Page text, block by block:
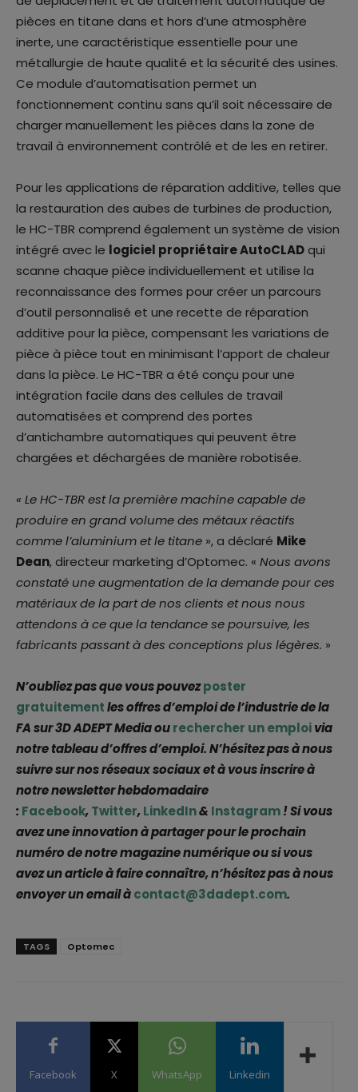
pièces en titane dans et hors d’une atmosphère
inerte, une caractéristique essentielle pour une
métallurgie de haute qualité et la sécurité des usines.
Ce module d’automatisation permet un
fonctionnement continu sans qu’il soit nécessaire de
charger manuellement les pièces dans la zone de
travail à environnement contrôlé et de les en retirer.
Pour les applications de réparation additive, telles que
la restauration des aubes de turbines de production,
le HC-TBR comprend également un système de vision
intégré avec le logiciel propriétaire AutoCLADqui
scanne chaque pièce individuellement et utilise la
reconnaissance des formes pour créer un parcours
d’outil personnalisé et une recette de réparation
additive pour la pièce, compensant les variations de
pièce à pièce tout en minimisant l’apport de chaleur
dans la pièce. Le HC-TBR a été conçu pour une
intégration facile dans des cellules de travail
automatisées et comprend des portes
d’antichambre automatiques qui peuvent être
chargées et déchargées de manière robotisée.
« Le HC-TBR est la première machine capable de
produire en grand volume des métaux réactifs
comme l’aluminium et le titane », a déclaré Mike
Dean, directeur marketing d’Optomec. « Nous avons
constaté une augmentation de la demande pour ces
matériaux de la part de nos clients et nous nous
attendons à ce que la tendance se poursuive, les
fabricants passant à des conceptions plus légères. »
N’oubliez pas que vous pouvezposter
gratuitementles offres d’emploi de l’industrie de la
FA sur 3D ADEPT Media ourechercher un emploivia
notre tableau d’offres d’emploi. N’hésitez pas à nous
suivre sur nos réseaux sociaux et à vous inscrire à
notre newsletter hebdomadaire
: Facebook,Twitter,LinkedIn& Instagram! Si vous
avez une innovation à partager pour le prochain
numéro de notre magazine numérique ou si vous
avez un article à faire connaître, n’hésitez pas à nous
envoyer un email àcontact@3dadept.com.
TAGS Optomec
Facebook X WhatsApp Linkedin